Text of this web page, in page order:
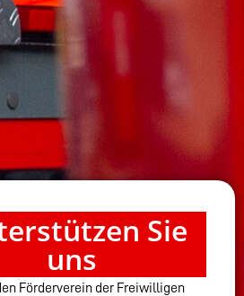
Sie
uns
Förderverein der Freiwilligen